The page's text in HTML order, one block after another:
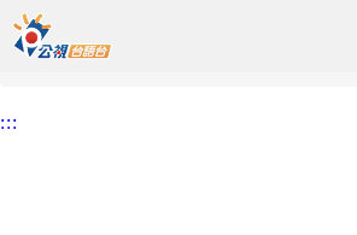
中央內容區塊
頭頁
:::